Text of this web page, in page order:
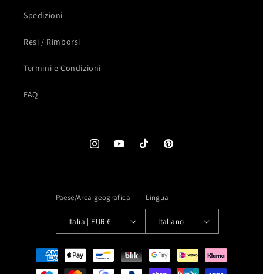
Spedizioni
Resi / Rimborsi
Termini e Condizioni
FAQ
InstagramYouTubeTikTok Pinterest
Paese/Area geografica
Italia | EUR €
Lingua
Italiano
Metodi